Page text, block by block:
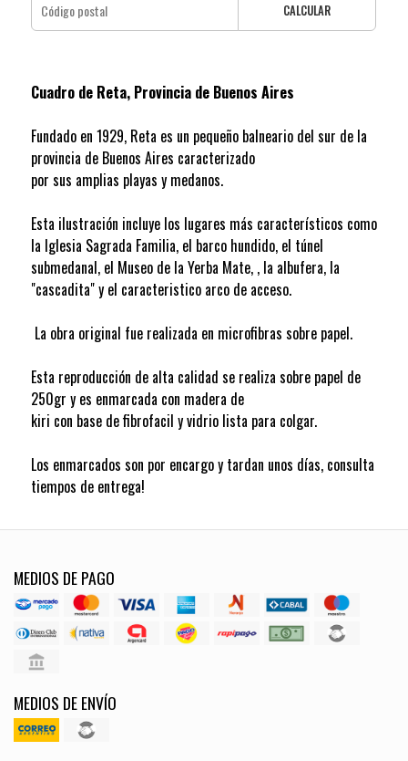
CALCULAR
Cuadro de Reta, Provincia de Buenos Aires
Fundado en 1929, Reta es un pequeño balneario del sur de la
provincia de Buenos Aires caracterizado
por sus amplias playas y medanos.
Esta ilustración incluye los lugares más característicos como
la Iglesia Sagrada Familia, el barco hundido, el túnel
submedanal, el Museo de la Yerba Mate, , la albufera, la
"cascadita" y el caracteristico arco de acceso.
La obra original fue realizada en microfibras sobre papel.
Esta reproducción de alta calidad se realiza sobre papel de
250gr y es enmarcada con madera de
kiri con base de fibrofacil y vidrio lista para colgar.
Los enmarcados son por encargo y tardan unos días, consulta
tiempos de entrega!
MEDIOS DE PAGO
MEDIOS DE ENVÍO